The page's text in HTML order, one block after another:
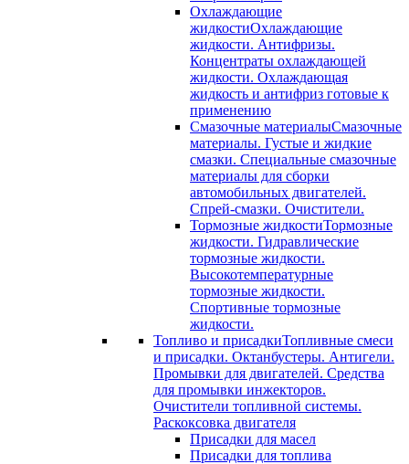
Охлаждающие
жидкостиОхлаждающие
жидкости. Антифризы.
Концентраты охлаждающей
жидкости. Охлаждающая
жидкость и антифриз готовые к
применению
Смазочные материалыСмазочные
материалы. Густые и жидкие
смазки. Специальные смазочные
материалы для сборки
автомобильных двигателей.
Спрей-смазки. Очистители.
Тормозные жидкостиТормозные
жидкости. Гидравлические
тормозные жидкости.
Высокотемпературные
тормозные жидкости.
Спортивные тормозные
жидкости.
Топливо и присадкиТопливные смеси
и присадки. Октанбустеры. Антигели.
Промывки для двигателей. Средства
для промывки инжекторов.
Очистители топливной системы.
Раскоксовка двигателя
Присадки для масел
Присадки для топлива